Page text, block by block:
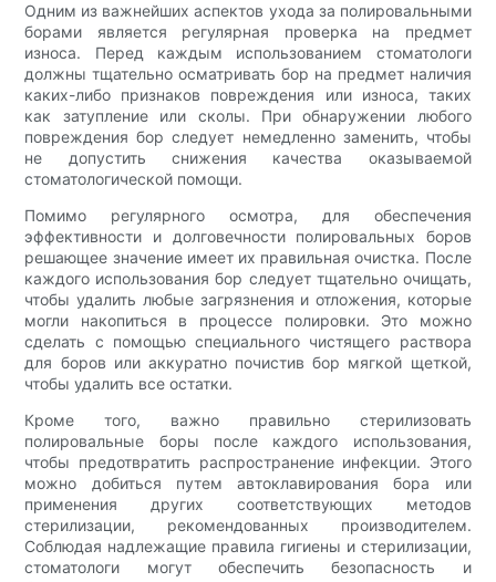
Одним из важнейших аспектов ухода за полировальными
борами является регулярная проверка на предмет
износа. Перед каждым использованием стоматологи
должны тщательно осматривать бор на предмет наличия
каких-либо признаков повреждения или износа, таких
как затупление или сколы. При обнаружении любого
повреждения бор следует немедленно заменить, чтобы
не допустить снижения качества оказываемой
стоматологической помощи.
Помимо регулярного осмотра, для обеспечения
эффективности и долговечности полировальных боров
решающее значение имеет их правильная очистка. После
каждого использования бор следует тщательно очищать,
чтобы удалить любые загрязнения и отложения, которые
могли накопиться в процессе полировки. Это можно
сделать с помощью специального чистящего раствора
для боров или аккуратно почистив бор мягкой щеткой,
чтобы удалить все остатки.
Кроме того, важно правильно стерилизовать
полировальные боры после каждого использования,
чтобы предотвратить распространение инфекции. Этого
можно добиться путем автоклавирования бора или
применения других соответствующих методов
стерилизации, рекомендованных производителем.
Соблюдая надлежащие правила гигиены и стерилизации,
стоматологи могут обеспечить безопасность и